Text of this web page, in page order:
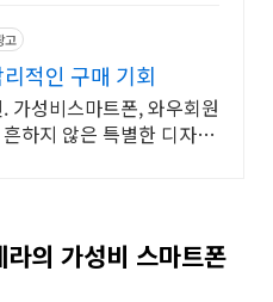
고
적인 구매 기회
가성비스마트폰, 와우회원
하지 않은 특별한 디자
의 가성비 스마트폰